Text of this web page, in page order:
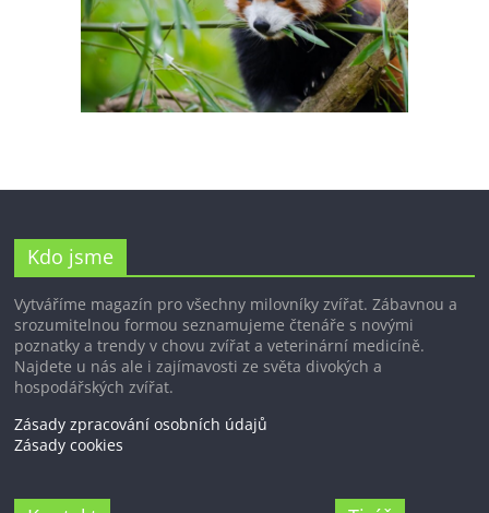
Kdo jsme
Vytváříme magazín pro všechny milovníky zvířat. Zábavnou a
srozumitelnou formou seznamujeme čtenáře s novými
poznatky a trendy v chovu zvířat a veterinární medicíně.
Najdete u nás ale i zajímavosti ze světa divokých a
hospodářských zvířat.
Zásady zpracování osobních údajů
Zásady cookies